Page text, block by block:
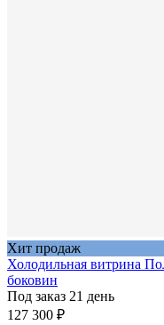
Хит продаж
Холодильная витрина
боковин
Под заказ 21 день
127 300 ₽